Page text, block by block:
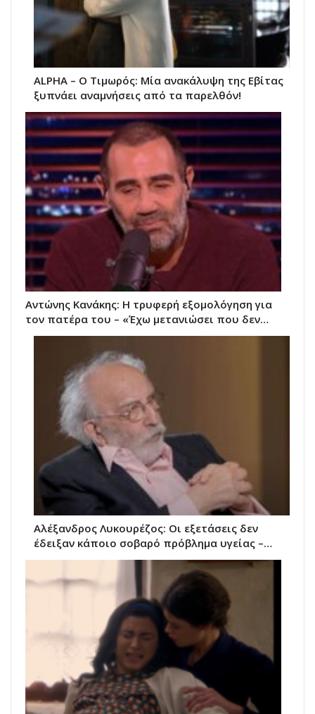
ALPHA – Ο Τιμωρός: Μία ανακάλυψη της Εβίτας
ξυπνάει αναμνήσεις από τα παρελθόν!
Αντώνης Κανάκης: Η τρυφερή εξομολόγηση για
τον πατέρα του – «Έχω μετανιώσει που δεν…
Αλέξανδρος Λυκουρέζος: Οι εξετάσεις δεν
έδειξαν κάποιο σοβαρό πρόβλημα υγείας –…